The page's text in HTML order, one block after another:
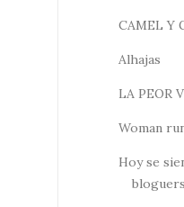
CAMEL Y
Alhajas
LA PEOR
Woman
Hoy se